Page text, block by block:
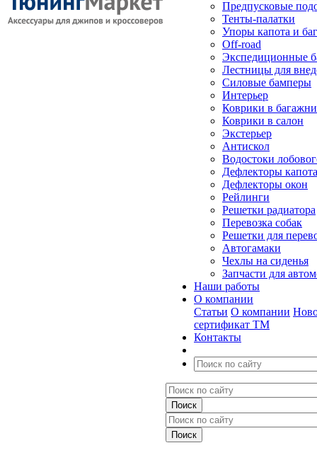
Предпусковые
Тенты-палатки
Упоры капота и
Off-road
Экспедиционные
Лестницы для
Силовые бамперы
Интерьер
Коврики в
Коврики в салон
Экстерьер
Антискол
Водостоки
Дефлекторы капота
Дефлекторы окон
Рейлинги
Решетки радиатора
Перевозка собак
Решетки для
Автогамаки
Чехлы на сиденья
Запчасти для
Наши работы
О компании
Статьи О компании
сертификат ТМ
Контакты